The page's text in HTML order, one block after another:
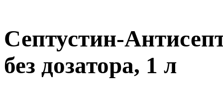
Септустин-
без дозатора, 1 л